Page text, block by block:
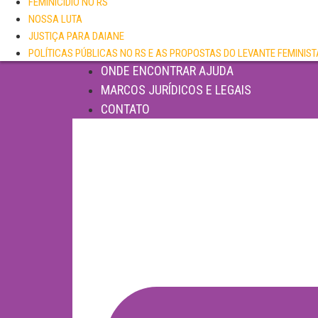
NOSSA LUTA
JUSTIÇA PARA DAIANE
POLÍTICAS PÚBLICAS NO RS E AS PROPOSTAS DO LEVANTE
ONDE ENCONTRAR AJUDA
MARCOS JURÍDICOS E LEGAIS
CONTATO